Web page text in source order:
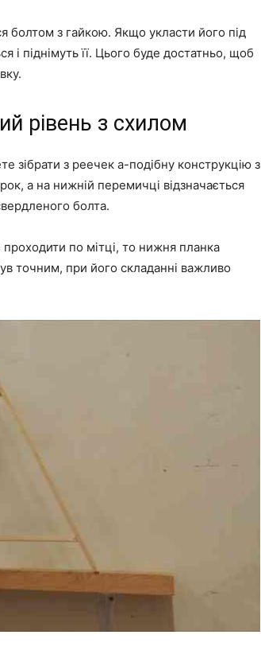
болтом з гайкою. Якщо укласти його під
і піднімуть її. Цього буде достатньо, щоб
рівень з схилом
зібрати з реечек а-подібну конструкцію з
а на нижній перемичці відзначається
болта.
по мітці, то нижня планка
точним, при його складанні важливо